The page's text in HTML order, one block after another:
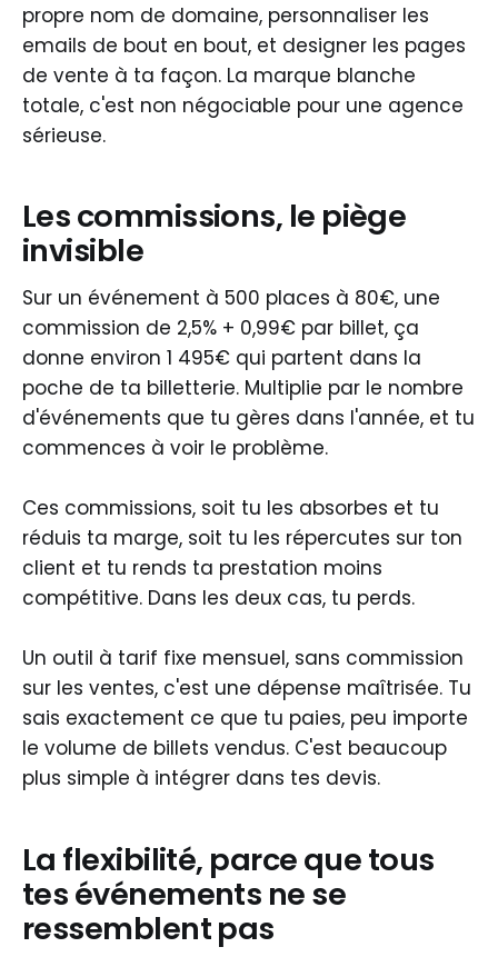
propre nom de domaine, personnaliser les
emails de bout en bout, et designer les pages
de vente à ta façon. La marque blanche
totale, c'est non négociable pour une agence
sérieuse.
Les commissions, le piège
invisible
Sur un événement à 500 places à 80€, une
commission de 2,5% + 0,99€ par billet, ça
donne environ 1 495€ qui partent dans la
poche de ta billetterie. Multiplie par le nombre
d'événements que tu gères dans l'année, et tu
commences à voir le problème.
Ces commissions, soit tu les absorbes et tu
réduis ta marge, soit tu les répercutes sur ton
client et tu rends ta prestation moins
compétitive. Dans les deux cas, tu perds.
Un outil à tarif fixe mensuel, sans commission
sur les ventes, c'est une dépense maîtrisée. Tu
sais exactement ce que tu paies, peu importe
le volume de billets vendus. C'est beaucoup
plus simple à intégrer dans tes devis.
La flexibilité, parce que tous
tes événements ne se
ressemblent pas